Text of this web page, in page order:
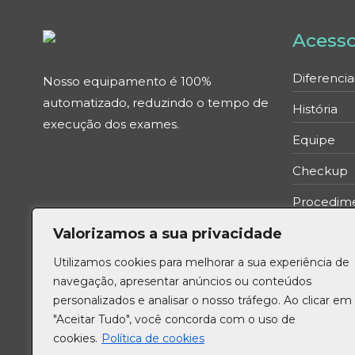
Valorizamos a sua privacidade
Utilizamos cookies para melhorar a sua experiência de
navegação, apresentar anúncios ou conteúdos
personalizados e analisar o nosso tráfego. Ao clicar em
"Aceitar Tudo", você concorda com o uso de
cookies. Política de cookies
Nosso equipamento é 100%
automatizado, reduzindo o tempo de
execução dos exames.
História
Equipe
Checkup
Política
Aviso de